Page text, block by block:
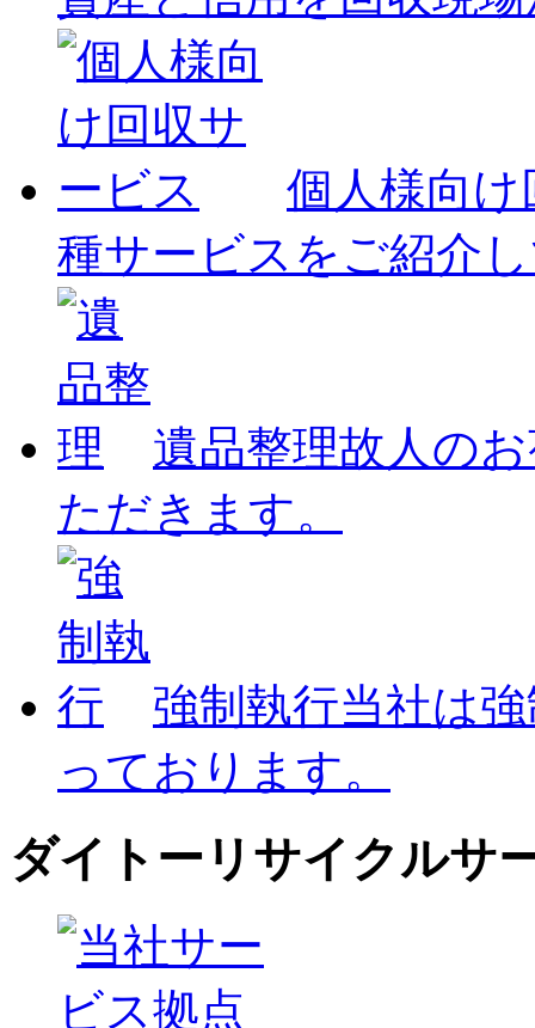
個人様向
種サービスをご紹介
遺品整理故人の
ただきます。
強制執行当社は
っております。
ダイトーリサイクルサ